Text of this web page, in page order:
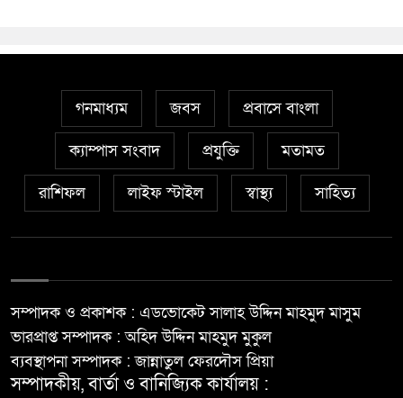
গনমাধ্যম জবস প্রবাসে বাংলা
ক্যাম্পাস সংবাদ প্রযুক্তি মতামত
রাশিফল লাইফ স্টাইল স্বাস্থ্য সাহিত্য
সম্পাদক ও প্রকাশক : এডভোকেট সালাহ উদ্দিন মাহমুদ মাসুম
ভারপ্রাপ্ত সম্পাদক : অহিদ উদ্দিন মাহমুদ মুকুল
ব্যবস্থাপনা সম্পাদক : জান্নাতুল ফেরদৌস প্রিয়া
সম্পাদকীয়, বার্তা ও বানিজ্যিক কার্যালয় :